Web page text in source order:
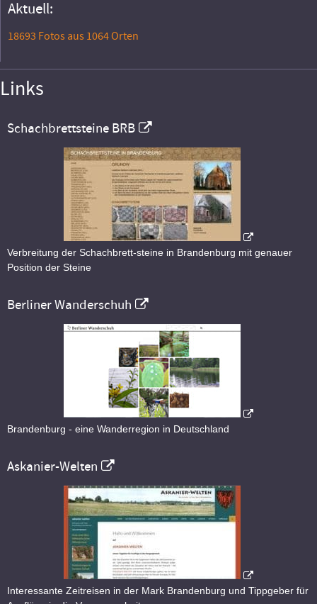
Aktuell:
18693 Fotos aus 1064 Orten
Links
Schachbrettsteine BRB
Verbreitung der Schachbrett-steine in Brandenburg mit genauer
Position der Steine
Berliner Wanderschuh
Brandenburg - eine Wanderregion in Deutschland
Askanier-Welten
Interessante Zeitreisen in der Mark Brandenburg und Tippgeber für